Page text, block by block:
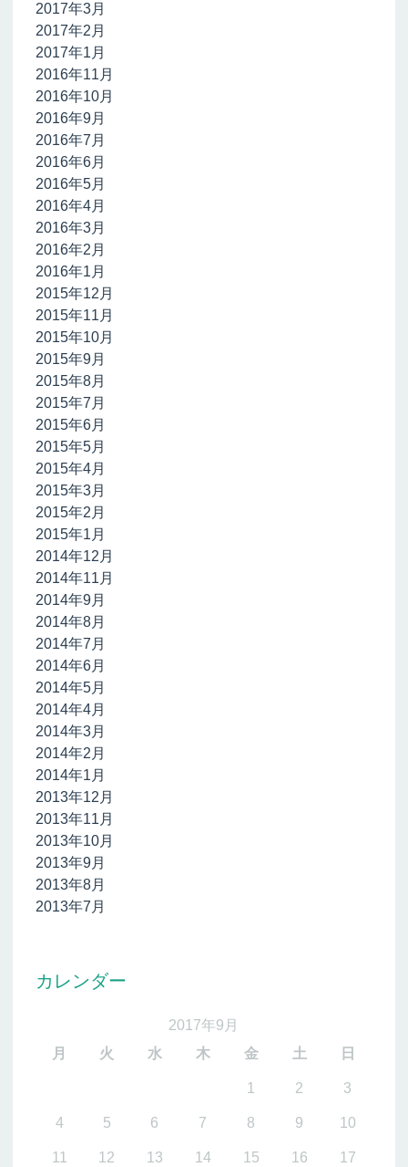
2017年3月
2017年2月
2017年1月
2016年11月
2016年10月
2016年9月
2016年7月
2016年6月
2016年5月
2016年4月
2016年3月
2016年2月
2016年1月
2015年12月
2015年11月
2015年10月
2015年9月
2015年8月
2015年7月
2015年6月
2015年5月
2015年4月
2015年3月
2015年2月
2015年1月
2014年12月
2014年11月
2014年9月
2014年8月
2014年7月
2014年6月
2014年5月
2014年4月
2014年3月
2014年2月
2014年1月
2013年12月
2013年11月
2013年10月
2013年9月
2013年8月
2013年7月
カレンダー
2017年9月
月
火 水 木 金 土 日
1 2 3
4 5 6 7 8 9 10
11 12 13 14 15 16 17